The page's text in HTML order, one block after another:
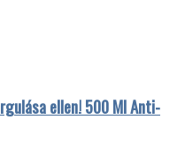
ellen! 500 Ml Anti-